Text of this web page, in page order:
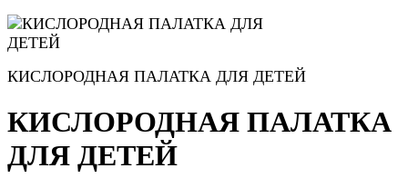
КИСЛОРОДНАЯ ПАЛАТКА ДЛЯ ДЕТЕЙ
КИСЛОРОДНАЯ ПАЛАТКА
ДЛЯ ДЕТЕЙ